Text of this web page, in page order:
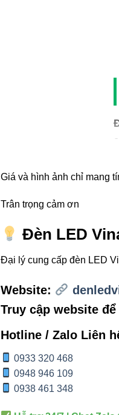
Giá và hình ảnh chỉ mang
Trân trọng cảm ơn
Đèn LED
Đại lý cung cấp đèn LED
Website:
Truy cập website
Hotline / Zalo Liên
0933 320 468
0948 946 109
0938 461 348